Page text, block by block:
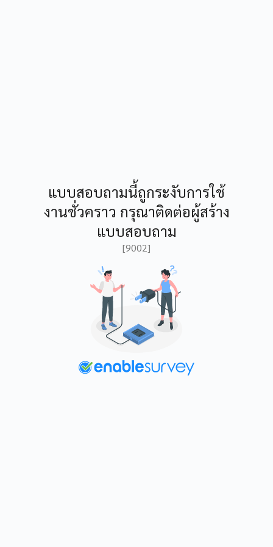
แบบสอบถามนี้ถูกระงับการใช้
งานชั่วคราว กรุณาติดต่อผู้สร้าง
แบบสอบถาม
[9002]